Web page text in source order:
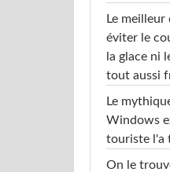
Le meilleur
éviter le
la glace ni
tout aussi
Le
Windows
touriste l'a
On le